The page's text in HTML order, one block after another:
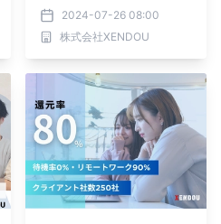
ES企業としての実績の全
貌を開示します！
2024-07-26 08:00
株式会社XENDOU